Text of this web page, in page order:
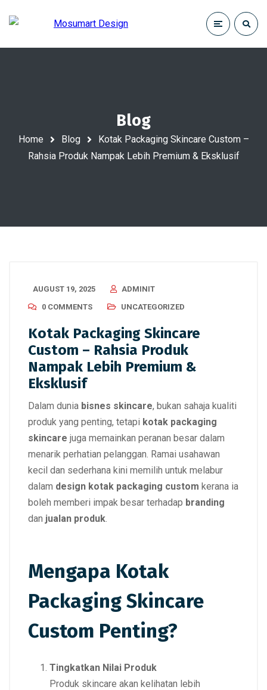
Blog
Home Blog
Kotak Packaging Skincare Custom –
Rahsia Produk Nampak Lebih Premium & Eksklusif
AUGUST 19, 2025
ADMINIT
0 COMMENTS
UNCATEGORIZED
Kotak Packaging Skincare
Custom – Rahsia Produk
Nampak Lebih Premium &
Eksklusif
Dalam dunia bisnes skincare, bukan sahaja kualiti
produk yang penting, tetapi kotak packaging
skincare juga memainkan peranan besar dalam
menarik perhatian pelanggan. Ramai usahawan
kecil dan sederhana kini memilih untuk melabur
dalam design kotak packaging custom kerana ia
boleh memberi impak besar terhadap branding
dan jualan produk.
Mengapa Kotak
Packaging Skincare
Custom Penting?
Tingkatkan Nilai Produk
Produk skincare akan kelihatan lebih